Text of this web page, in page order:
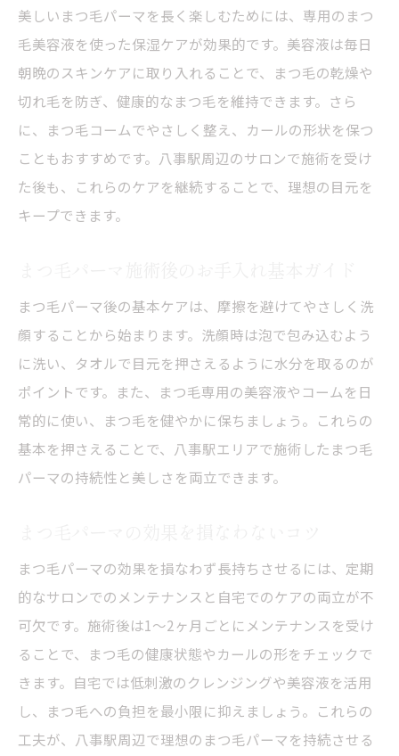
美しいまつ毛パーマを長く楽しむためには、専用のまつ
毛美容液を使った保湿ケアが効果的です。美容液は毎日
朝晩のスキンケアに取り入れることで、まつ毛の乾燥や
切れ毛を防ぎ、健康的なまつ毛を維持できます。さら
に、まつ毛コームでやさしく整え、カールの形状を保つ
こともおすすめです。八事駅周辺のサロンで施術を受け
た後も、これらのケアを継続することで、理想の目元を
キープできます。
まつ毛パーマ後の基本ケアは、摩擦を避けてやさしく洗
顔することから始まります。洗顔時は泡で包み込むよう
に洗い、タオルで目元を押さえるように水分を取るのが
ポイントです。また、まつ毛専用の美容液やコームを日
常的に使い、まつ毛を健やかに保ちましょう。これらの
基本を押さえることで、八事駅エリアで施術したまつ毛
パーマの持続性と美しさを両立できます。
まつ毛パーマの効果を損なわず長持ちさせるには、定期
的なサロンでのメンテナンスと自宅でのケアの両立が不
可欠です。施術後は1～2ヶ月ごとにメンテナンスを受け
ることで、まつ毛の健康状態やカールの形をチェックで
きます。自宅では低刺激のクレンジングや美容液を活用
し、まつ毛への負担を最小限に抑えましょう。これらの
工夫が、八事駅周辺で理想のまつ毛パーマを持続させる